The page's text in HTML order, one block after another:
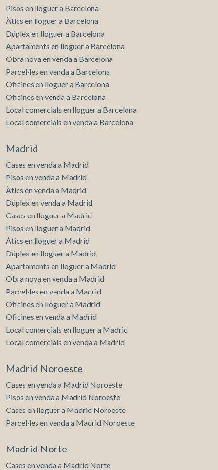
Pisos en lloguer a Barcelona
Àtics en lloguer a Barcelona
Dúplex en lloguer a Barcelona
Apartaments en lloguer a Barcelona
Obra nova en venda a Barcelona
Parcel·les en venda a Barcelona
Oficines en lloguer a Barcelona
Oficines en venda a Barcelona
Local comercials en lloguer a Barcelona
Local comercials en venda a Barcelona
Madrid
Cases en venda a Madrid
Pisos en venda a Madrid
Àtics en venda a Madrid
Dúplex en venda a Madrid
Cases en lloguer a Madrid
Pisos en lloguer a Madrid
Àtics en lloguer a Madrid
Dúplex en lloguer a Madrid
Apartaments en lloguer a Madrid
Obra nova en venda a Madrid
Parcel·les en venda a Madrid
Oficines en lloguer a Madrid
Oficines en venda a Madrid
Local comercials en lloguer a Madrid
Local comercials en venda a Madrid
Madrid Noroeste
Cases en venda a Madrid Noroeste
Pisos en venda a Madrid Noroeste
Cases en lloguer a Madrid Noroeste
Parcel·les en venda a Madrid Noroeste
Madrid Norte
Cases en venda a Madrid Norte